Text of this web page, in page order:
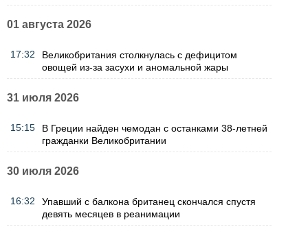
01 августа 2026
17:32
Великобритания столкнулась с дефицитом
овощей из-за засухи и аномальной жары
31 июля 2026
15:15
В Греции найден чемодан с останками 38-летней
гражданки Великобритании
30 июля 2026
16:32
Упавший с балкона британец скончался спустя
девять месяцев в реанимации